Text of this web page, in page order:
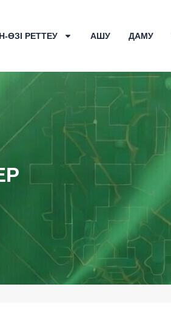
ӨЗІ РЕТТЕУ АШУ ДАМУ